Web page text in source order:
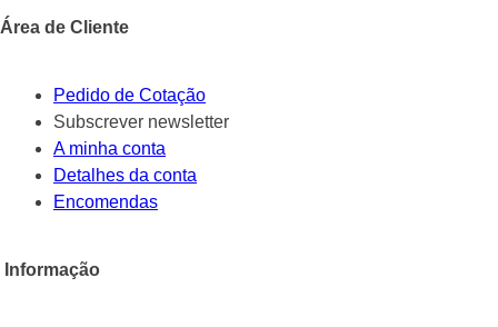
Área de Cliente
Pedido de Cotação
Subscrever newsletter
A minha conta
Detalhes da conta
Encomendas
Informação